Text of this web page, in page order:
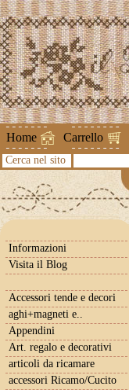
Home Carrello
Cerca nel sito
Informazioni
Visita il Blog
Accessori tende e decori
aghi+magneti e..
Appendini
Art. regalo e decorativi
articoli da ricamare
accessori Ricamo/Cucito